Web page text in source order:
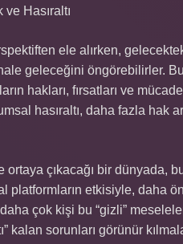
Hasıraltı
ele alırken,
geleceğini öngörebilirler. Bu
hakları, fırsatları ve
hasıraltı, daha fazla hak
çıkacağı bir dünyada, bu
etkisiyle, daha
çok kişi bu “gizli”
kalan sorunları görünür